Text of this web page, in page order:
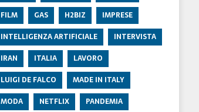
FILM
GAS H2BIZ
IMPRESE
INTELLIGENZA ARTIFICIALE
INTERVISTA
IRAN
ITALIA
LAVORO
LUIGI DE FALCO
MADE IN ITALY
MODA
NETFLIX
PANDEMIA